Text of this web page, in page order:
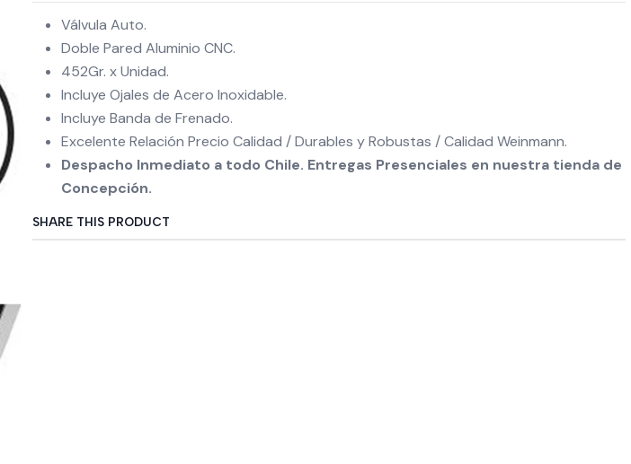
Válvula Auto.
Doble Pared Aluminio CNC.
452Gr. x Unidad.
Incluye Ojales de Acero Inoxidable.
Incluye Banda de Frenado.
Excelente Relación Precio Calidad / Durables y Robustas / Calidad Weinmann.
Despacho Inmediato a todo Chile. Entregas Presenciales en nuestra tienda de
Concepción.
SHARE THIS PRODUCT